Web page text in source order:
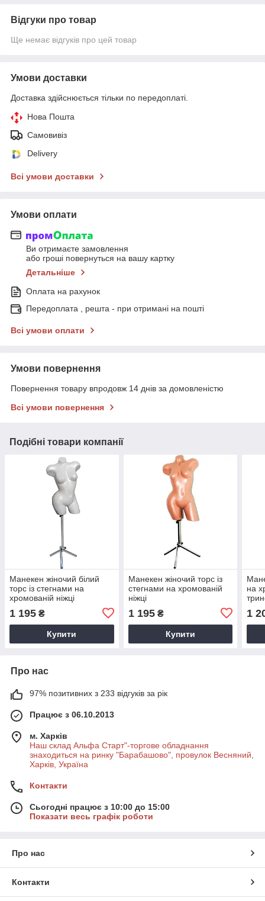
Відгуки про товар
Ще немає відгуків про цей товар
Умови доставки
Доставка здійснюється тільки по передоплаті.
Нова Пошта
Самовивіз
Delivery
Всі умови доставки
Умови оплати
Ви отримаєте замовлення
або гроші повернуться на вашу картку
Детальніше
Оплата на рахунок
Передоплата , решта - при отримані на пошті
Всі умови оплати
Умови повернення
Повернення товару впродовж 14 днів за домовленістю
Всі умови повернення
Подібні товари компанії
Манекен жіночий білий
торс із стегнами на
хромованій ніжці
1 195 ₴
Купити
Манекен жіночий торс із
стегнами на хромованій
ніжці
1 195₴
Купити
на
1
Про нас
97% позитивних з 233 відгуків за рік
Працює з 06.10.2013
м. Харків
Наш склад Альфа Старт"-торгове обладнання
знаходиться на ринку "Барабашово", провулок Весняний,
Харків, Україна
Контакти
Сьогодні працює з 10:00 до 15:00
Показати весь графік роботи
Про нас
Контакти